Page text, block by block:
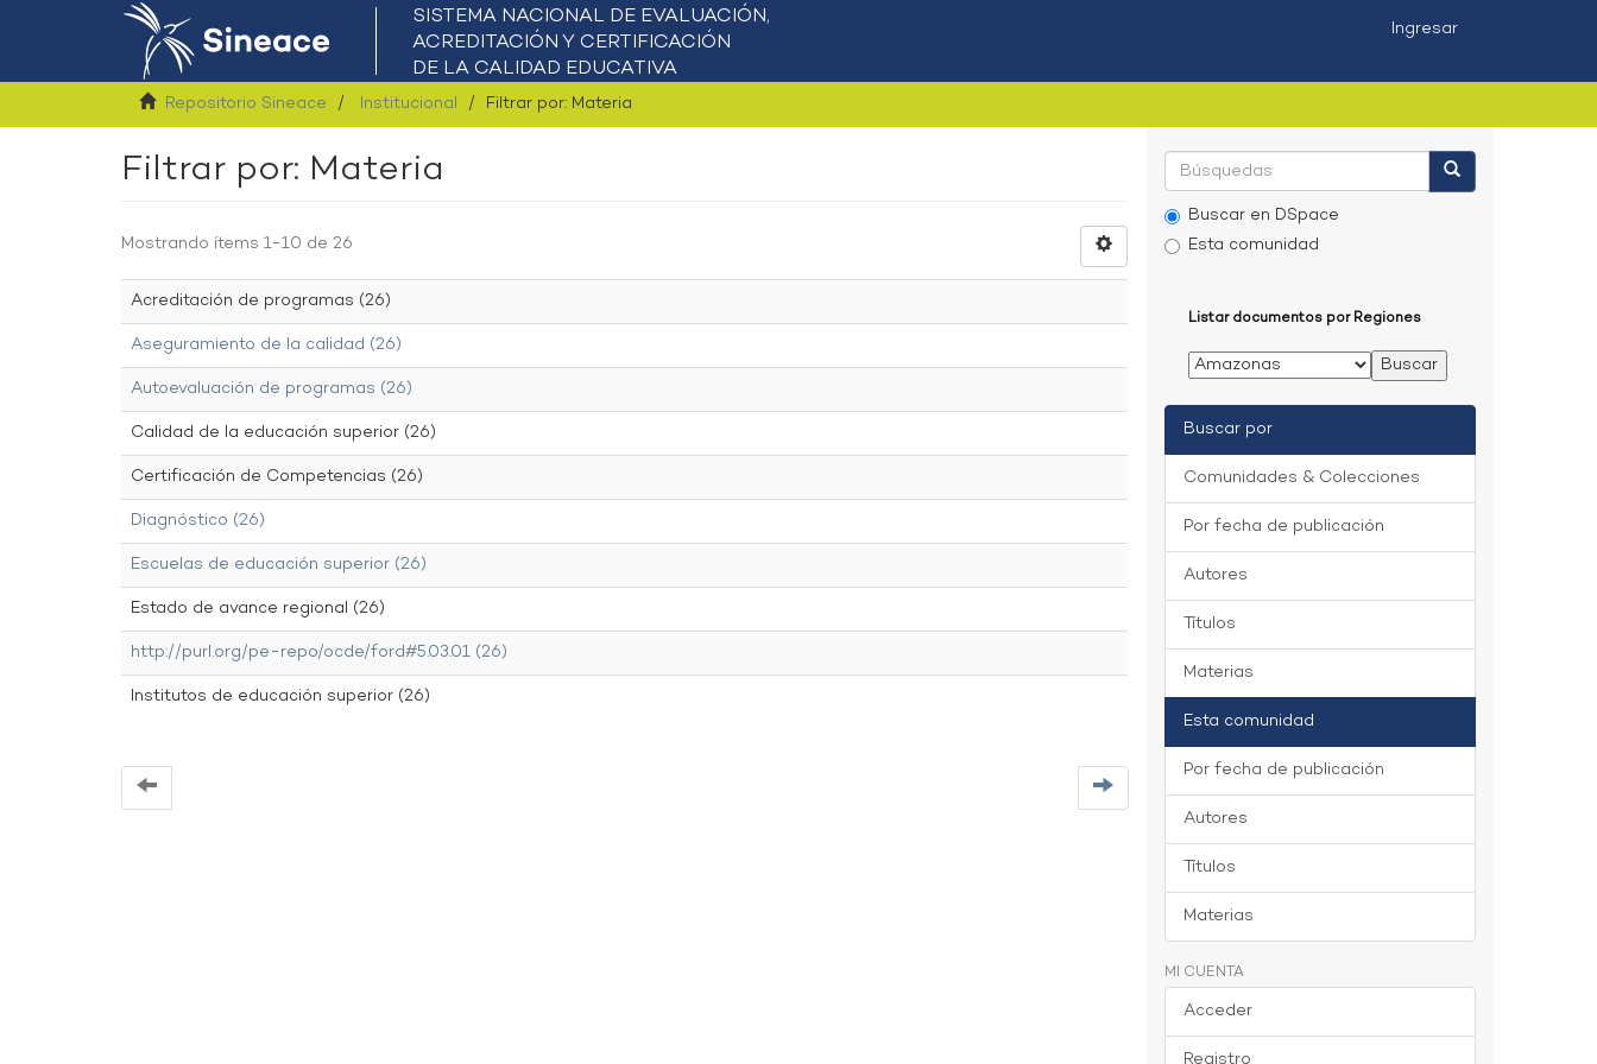
Ingresar
Repositorio Sineace Institucional Filtrar por: Materia
Filtrar por: Materia
Mostrando ítems 1-10 de 26
Acreditación de programas (26)
Aseguramiento de la calidad (26)
Autoevaluación de programas (26)
Calidad de la educación superior (26)
Certificación de Competencias (26)
Diagnóstico (26)
Escuelas de educación superior (26)
Estado de avance regional (26)
http://purl.org/pe-repo/ocde/ford#5.03.01 (26)
Institutos de educación superior (26)
Buscar en DSpace
Esta comunidad
Listar documentos por Regiones
Buscar por
Comunidades & Colecciones
Por fecha de publicación
Autores
Títulos
Materias
Esta comunidad
Por fecha de publicación
Autores
Títulos
Materias
MI CUENTA
Acceder